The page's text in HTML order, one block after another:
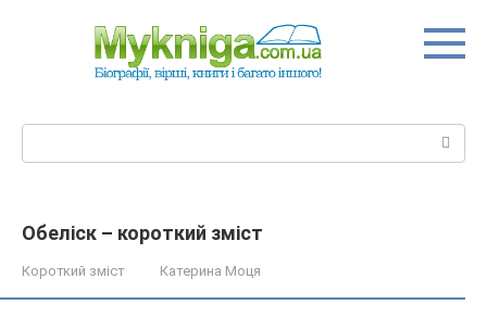
Обеліск – короткий зміст
Короткий зміст Катерина Моця